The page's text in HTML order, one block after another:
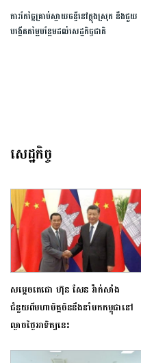
ការកែច្នៃគ្រាប់ស្វាយចន្ទីនៅក្នុងស្រុក នឹងជួយ
បង្កើតតម្លៃបន្ថែមដល់សេដ្ឋកិច្ចជាតិ
សេដ្ឋកិច្ច
សម្ដេចតេជោ ហ៊ុន សែន វ៉ាក់សាំង
ជំនួយពីមហាមិត្តចិននឹងនាំមកកម្ពុជានៅ
ល្ងាចថ្ងៃអាទិត្យនេះ